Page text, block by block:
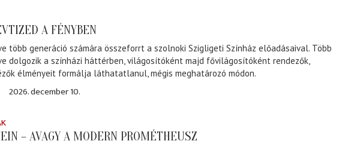
A FÉNYBEN
több generáció számára összeforrt a szolnoki Szigligeti Színház előadásaival. Több
dolgozik a színházi háttérben, világosítóként majd fővilágosítóként rendezők,
élményeit formálja láthatatlanul, mégis meghatározó módon.
2026. december 10.
– AVAGY A MODERN PROMÉTHEUSZ